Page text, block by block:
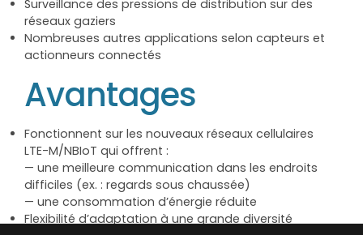
Surveillance des pressions de distribution sur des
réseaux gaziers
Nombreuses autres applications selon capteurs et
actionneurs connectés
Avantages
Fonctionnent sur les nouveaux réseaux cellulaires
LTE-M/NBIoT qui offrent :
— une meilleure communication dans les endroits
difficiles (ex. : regards sous chaussée)
— une consommation d’énergie réduite
Flexibilité d’adaptation à une grande diversité